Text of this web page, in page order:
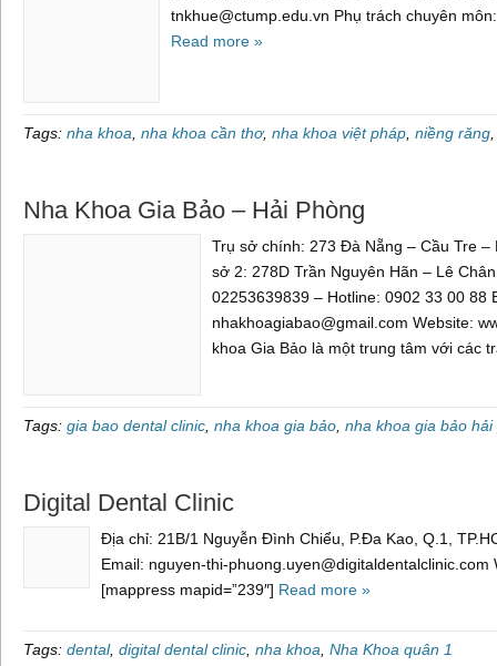
tnkhue@ctump.edu.vn Phụ trách chuyên
Read more »
Tags: nha khoa nha khoa cần thơ, nha khoa việt pháp niềng răng
Nha Khoa Gia Bảo – Hải Phòng
Trụ sở chính: 273 Đà Nẵng – Cầu Tre –
sở 2: 278D Trần Nguyên Hãn – Lê
02253639839 – Hotline: 0902 33 00 88
nhakhoagiabao@gmail.com Website:
khoa Gia Bảo là một trung tâm với các
Tags: gia bao dental clinic nha khoa gia bảo nha khoa gia bảo hải
Digital Dental Clinic
Địa chỉ: 21B/1 Nguyễn Đình Chiểu, P.Đa Kao, Q.1,
Email: nguyen-thi-
[mappress mapid=”239″] Read more »
Tags: dental, digital dental clinic nha khoa Nha Khoa quân 1